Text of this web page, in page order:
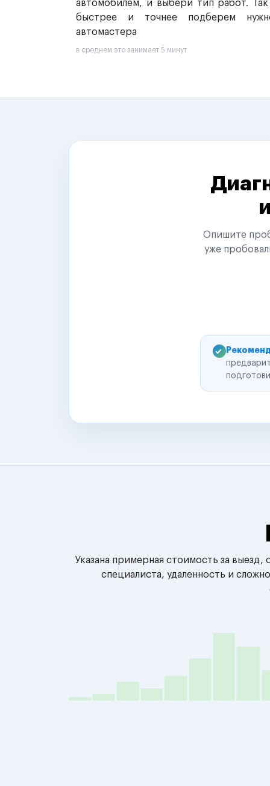
автомобилем, и выбери тип работ.
быстрее и точнее подберем
автомастера
в среднем это занимает 5 минут
Опишите
уже
Указана примерная стоимость за
специалиста, удаленность и